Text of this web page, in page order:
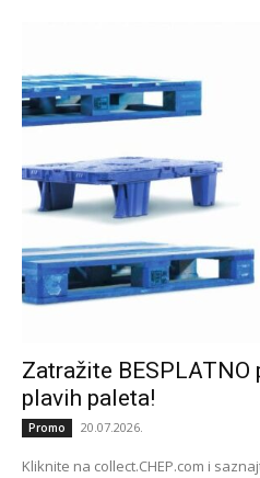
Zatražite BESPLATNO
plavih paleta!
Promo 20.07.2026.
Kliknite na collect.CHEP.com i